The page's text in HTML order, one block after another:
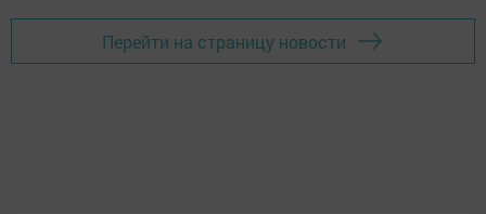
Перейти на страницу новости